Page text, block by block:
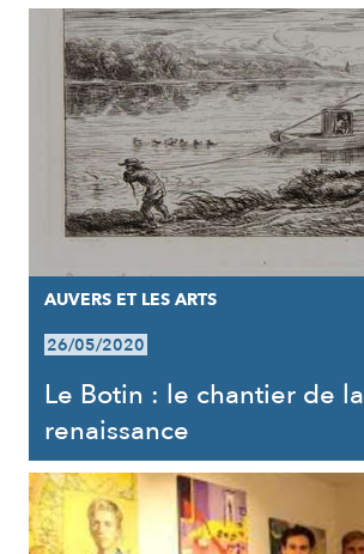
AUVERS ET LES ARTS
26/05/2020
Le Botin : le chantier de la
renaissance